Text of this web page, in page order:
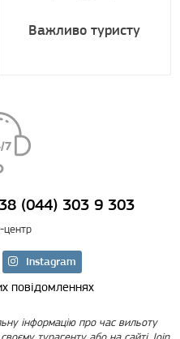
Важливо туристу
(044) 303 9 303
центр
Instagram
повідомленнях
інформацію про час вильоту
турагенту або на сайті Join